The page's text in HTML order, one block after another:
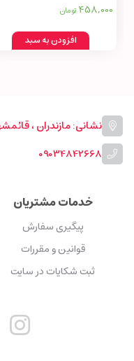
458,000 تومان
افزودن به سبد
نشانی: مازندران ،
09034842668
خدمات مشتریان
پیگیری سفارش
قوانین و مقررات
ثبت شکایات در سایت